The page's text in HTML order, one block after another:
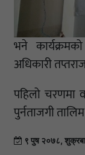
भने
अधिकारी
पहिलो चरणमा
पुर्नताजगी
९ पुष २०७८,